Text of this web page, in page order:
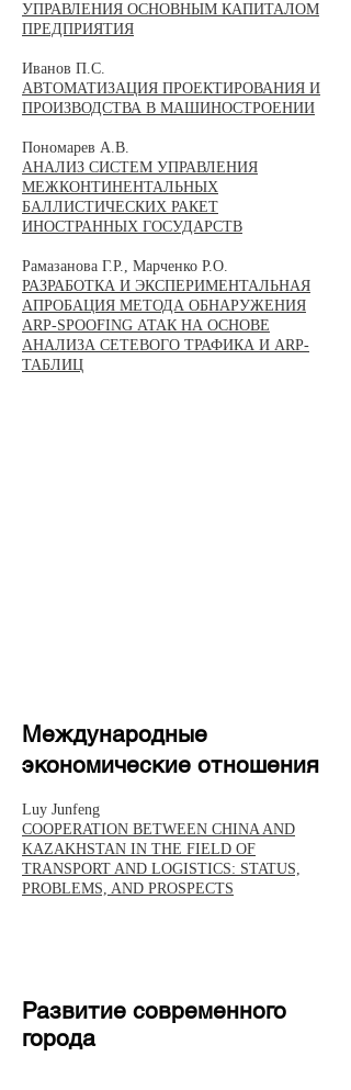
УПРАВЛЕНИЯ ОСНОВНЫМ КАПИТАЛОМ
ПРЕДПРИЯТИЯ
Иванов П.С.
АВТОМАТИЗАЦИЯ ПРОЕКТИРОВАНИЯ И
ПРОИЗВОДСТВА В МАШИНОСТРОЕНИИ
Пономарев А.В.
АНАЛИЗ СИСТЕМ УПРАВЛЕНИЯ
МЕЖКОНТИНЕНТАЛЬНЫХ
БАЛЛИСТИЧЕСКИХ РАКЕТ
ИНОСТРАННЫХ ГОСУДАРСТВ
Рамазанова Г.Р., Марченко Р.О.
РАЗРАБОТКА И ЭКСПЕРИМЕНТАЛЬНАЯ
АПРОБАЦИЯ МЕТОДА ОБНАРУЖЕНИЯ
ARP-SPOOFING АТАК НА ОСНОВЕ
АНАЛИЗА СЕТЕВОГО ТРАФИКА И ARP-
ТАБЛИЦ
Международные
экономические отношения
Luy Junfeng
COOPERATION BETWEEN CHINA AND
KAZAKHSTAN IN THE FIELD OF
TRANSPORT AND LOGISTICS: STATUS,
PROBLEMS, AND PROSPECTS
Развитие современного
города